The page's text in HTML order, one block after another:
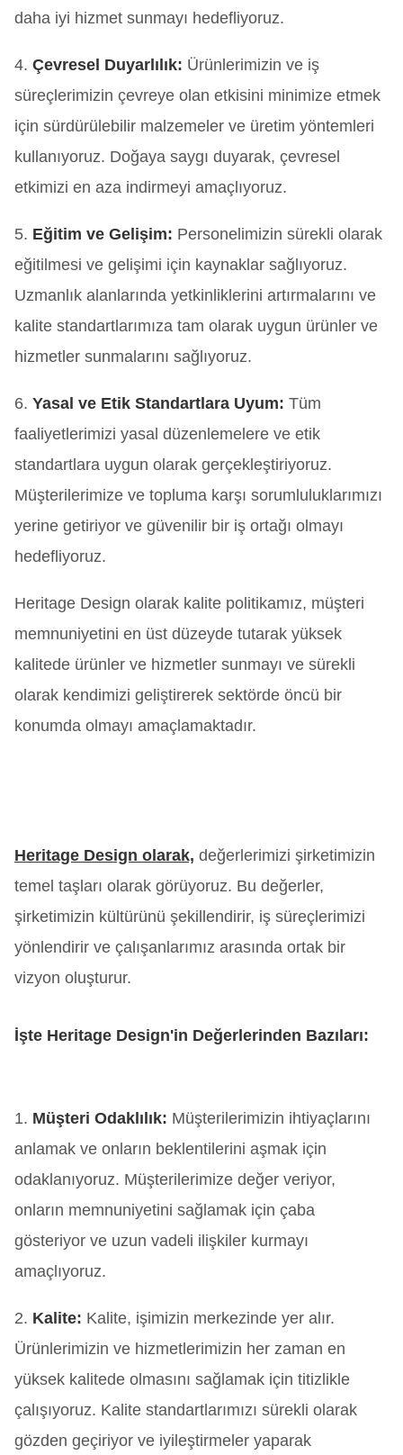
daha iyi hizmet sunmayı hedefliyoruz.
4. Çevresel Duyarlılık: Ürünlerimizin ve iş
süreçlerimizin çevreye olan etkisini minimize etmek
için sürdürülebilir malzemeler ve üretim yöntemleri
kullanıyoruz. Doğaya saygı duyarak, çevresel
etkimizi en aza indirmeyi amaçlıyoruz.
5. Eğitim ve Gelişim: Personelimizin sürekli olarak
eğitilmesi ve gelişimi için kaynaklar sağlıyoruz.
Uzmanlık alanlarında yetkinliklerini artırmalarını ve
kalite standartlarımıza tam olarak uygun ürünler ve
hizmetler sunmalarını sağlıyoruz.
6. Yasal ve Etik Standartlara Uyum: Tüm
faaliyetlerimizi yasal düzenlemelere ve etik
standartlara uygun olarak gerçekleştiriyoruz.
Müşterilerimize ve topluma karşı sorumluluklarımızı
yerine getiriyor ve güvenilir bir iş ortağı olmayı
hedefliyoruz.
Heritage Design olarak kalite politikamız, müşteri
memnuniyetini en üst düzeyde tutarak yüksek
kalitede ürünler ve hizmetler sunmayı ve sürekli
olarak kendimizi geliştirerek sektörde öncü bir
konumda olmayı amaçlamaktadır.
Heritage Design olarak, değerlerimizi şirketimizin
temel taşları olarak görüyoruz. Bu değerler,
şirketimizin kültürünü şekillendirir, iş süreçlerimizi
yönlendirir ve çalışanlarımız arasında ortak bir
vizyon oluşturur.
İşte Heritage Design'in Değerlerinden Bazıları:
1. Müşteri Odaklılık: Müşterilerimizin ihtiyaçlarını
anlamak ve onların beklentilerini aşmak için
odaklanıyoruz. Müşterilerimize değer veriyor,
onların memnuniyetini sağlamak için çaba
gösteriyor ve uzun vadeli ilişkiler kurmayı
amaçlıyoruz.
2. Kalite: Kalite, işimizin merkezinde yer alır.
Ürünlerimizin ve hizmetlerimizin her zaman en
yüksek kalitede olmasını sağlamak için titizlikle
çalışıyoruz. Kalite standartlarımızı sürekli olarak
gözden geçiriyor ve iyileştirmeler yaparak